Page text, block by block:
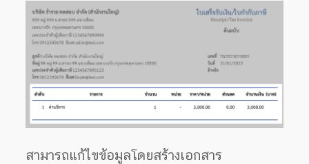
สามารถแก้ไขข้อมูลโดยสร้างเอกสาร